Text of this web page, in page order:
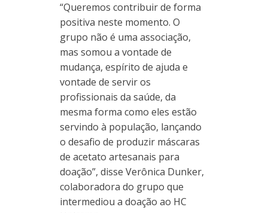
“Queremos contribuir de forma
positiva neste momento. O
grupo não é uma associação,
mas somou a vontade de
mudança, espírito de ajuda e
vontade de servir os
profissionais da saúde, da
mesma forma como eles estão
servindo à população, lançando
o desafio de produzir máscaras
de acetato artesanais para
doação”, disse Verônica Dunker,
colaboradora do grupo que
intermediou a doação ao HC